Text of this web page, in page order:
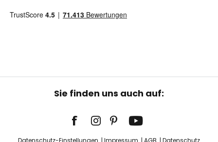
Sie finden uns auch auf:
Datenschutz-Einstellungen Impressum AGB Datenschutz